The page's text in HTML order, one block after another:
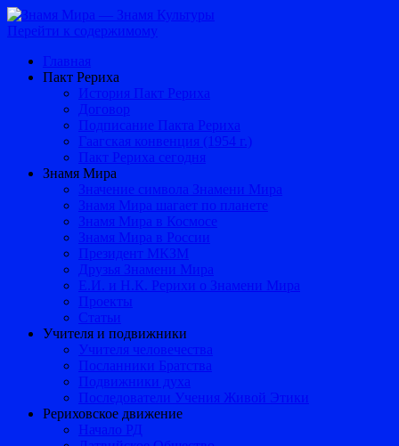
Перейти к содержимому
Главная
Пакт Рериха
История Пакт Рериха
Договор
Подписание Пакта Рериха
Гаагская конвенция (1954 г.)
Пакт Рериха сегодня
Знамя Мира
Значение символа Знамени Мира
Знамя Мира шагает по планете
Знамя Мира в Космосе
Знамя Мира в России
Президент МКЗМ
Друзья Знамени Мира
Е.И. и Н.К. Рерихи о Знамени Мира
Проекты
Статьи
Учителя и подвижники
Учителя человечества
Посланники Братства
Подвижники духа
Последователи Учения Живой Этики
Рериховское движение
Начало РД